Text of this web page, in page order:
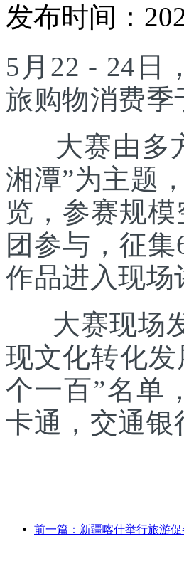
发布时间：
5月22 - 24日
旅购物消费季
大赛由多方
湘潭”为主题
览，参赛规
团参与，征
作品进入现场
大赛现场发
现文化转化
个一百”名单
卡通，交通银